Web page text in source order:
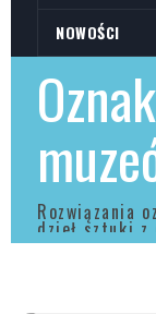
NOWOŚCI
Rozwiązania
dzieł sztuki z